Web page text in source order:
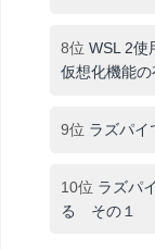
8位 WSL 2使
仮想化機能の
9位 ラズパイ
10位 ラズパ
る その１